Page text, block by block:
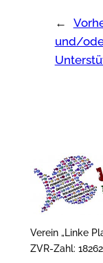
←
und/
Verein „Linke
ZVR-Zahl: